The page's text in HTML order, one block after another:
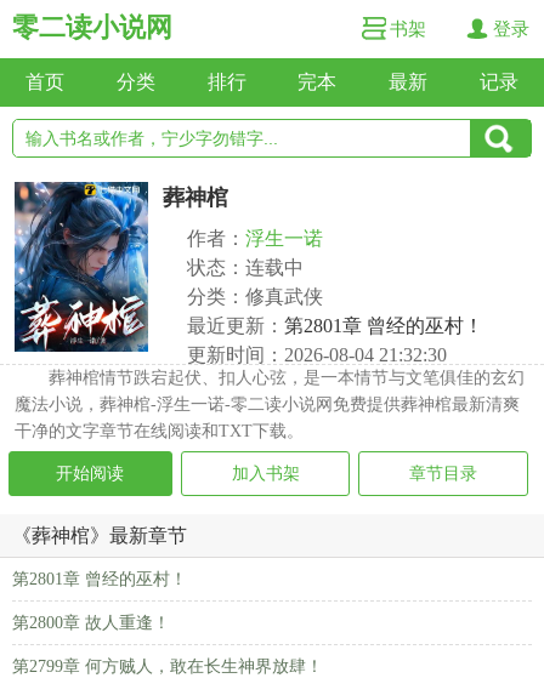
零二读小说网 书架 登录
首页 分类 排行 完本 最新 记录
葬神棺
作者： 浮生一诺
状态：连载中
分类：修真武侠
最近更新： 第2801章 曾经的巫村！
更新时间：2026-08-04 21:32:30
葬神棺情节跌宕起伏、扣人心弦，是一本情节与文笔俱佳的玄幻
魔法小说，葬神棺-浮生一诺-零二读小说网免费提供葬神棺最新清爽
干净的文字章节在线阅读和TXT下载。
开始阅读 加入书架 章节目录
《葬神棺》最新章节
第2801章 曾经的巫村！
第2800章 故人重逢！
第2799章 何方贼人，敢在长生神界放肆！